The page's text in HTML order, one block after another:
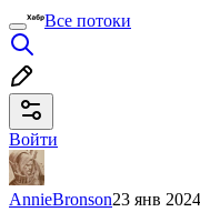
Все потоки
Войти
AnnieBronson23 янв